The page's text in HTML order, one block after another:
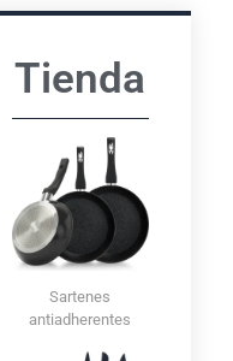
Tienda
Sartenes
antiadherentes